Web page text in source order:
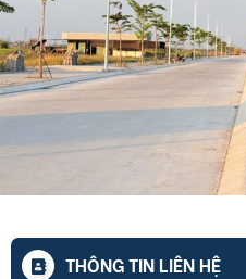
THÔNG TIN LIÊN HỆ